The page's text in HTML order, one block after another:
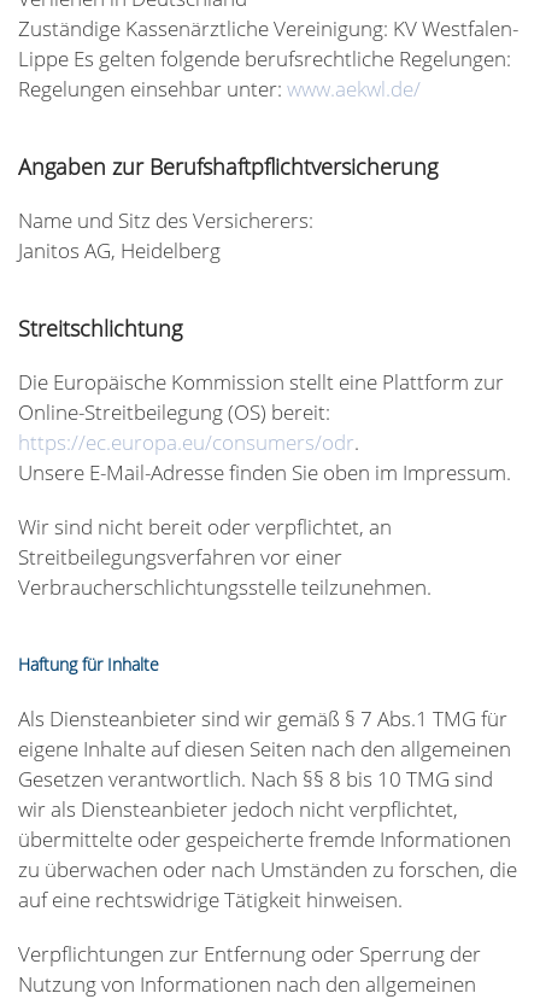
Zuständige Kassenärztliche Vereinigung: KV Westfalen-
Lippe Es gelten folgende berufsrechtliche Regelungen:
Regelungen einsehbar unter: www.aekwl.de/
Angaben zur Berufshaftpflichtversicherung
Name und Sitz des Versicherers:
Janitos AG, Heidelberg
Streitschlichtung
Die Europäische Kommission stellt eine Plattform zur
Online-Streitbeilegung (OS) bereit:
https://ec.europa.eu/consumers/odr.
Unsere E-Mail-Adresse finden Sie oben im Impressum.
Wir sind nicht bereit oder verpflichtet, an
Streitbeilegungsverfahren vor einer
Verbraucherschlichtungsstelle teilzunehmen.
Haftung für Inhalte
Als Diensteanbieter sind wir gemäß § 7 Abs.1 TMG für
eigene Inhalte auf diesen Seiten nach den allgemeinen
Gesetzen verantwortlich. Nach §§ 8 bis 10 TMG sind
wir als Diensteanbieter jedoch nicht verpflichtet,
übermittelte oder gespeicherte fremde Informationen
zu überwachen oder nach Umständen zu forschen, die
auf eine rechtswidrige Tätigkeit hinweisen.
Verpflichtungen zur Entfernung oder Sperrung der
Nutzung von Informationen nach den allgemeinen